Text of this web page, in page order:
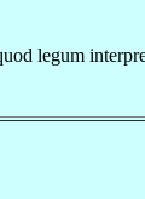
legum